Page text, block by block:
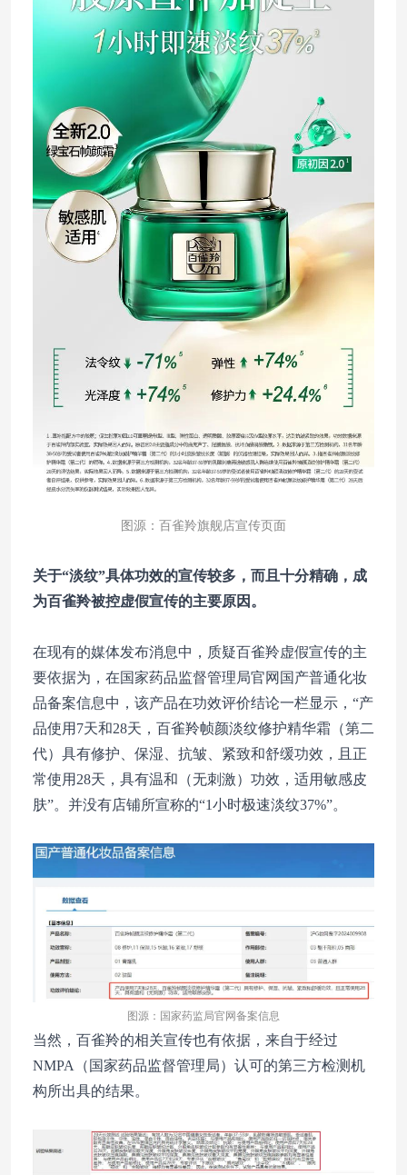
图源：百雀羚旗舰店宣传页面
关于“淡纹”具体功效的宣传较多，而且十分精确，成
为百雀羚被控虚假宣传的主要原因。
在现有的媒体发布消息中，质疑百雀羚虚假宣传的主
要依据为，在国家药品监督管理局官网国产普通化妆
品备案信息中，该产品在功效评价结论一栏显示，“产
品使用7天和28天，百雀羚帧颜淡纹修护精华霜（第二
代）具有修护、保湿、抗皱、紧致和舒缓功效，且正
常使用28天，具有温和（无刺激）功效，适用敏感皮
肤”。并没有店铺所宣称的“1小时极速淡纹37%”。
图源：国家药监局官网备案信息
当然，百雀羚的相关宣传也有依据，来自于经过
NMPA（国家药品监督管理局）认可的第三方检测机
构所出具的结果。